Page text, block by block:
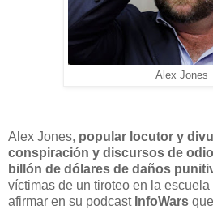
Alex Jones
Alex Jones, popular locutor y
conspiración y discursos de odio
billón de dólares de daños
víctimas de un tiroteo en la
afirmar en su podcast InfoWars